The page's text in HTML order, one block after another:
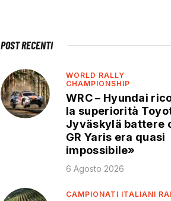
POST RECENTI
WORLD RALLY
CHAMPIONSHIP
WRC – Hyundai
la superiorità
Jyväskylä battere
GR Yaris era quasi
impossibile»
6 Agosto 2026
CAMPIONATI ITALIANI